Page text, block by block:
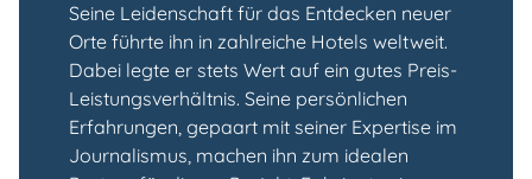
Seine Leidenschaft für das Entdecken neuer
Orte führte ihn in zahlreiche Hotels weltweit.
Dabei legte er stets Wert auf ein gutes Preis-
Leistungsverhältnis. Seine persönlichen
Erfahrungen, gepaart mit seiner Expertise im
Journalismus, machen ihn zum idealen